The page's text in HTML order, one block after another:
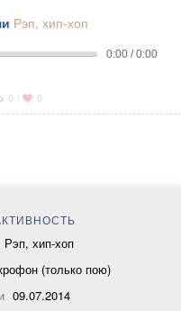
Рэп, хип-хоп
0:00 / 0:00
0 0
Рэп, хип-хоп
(только пою)
09.07.2014